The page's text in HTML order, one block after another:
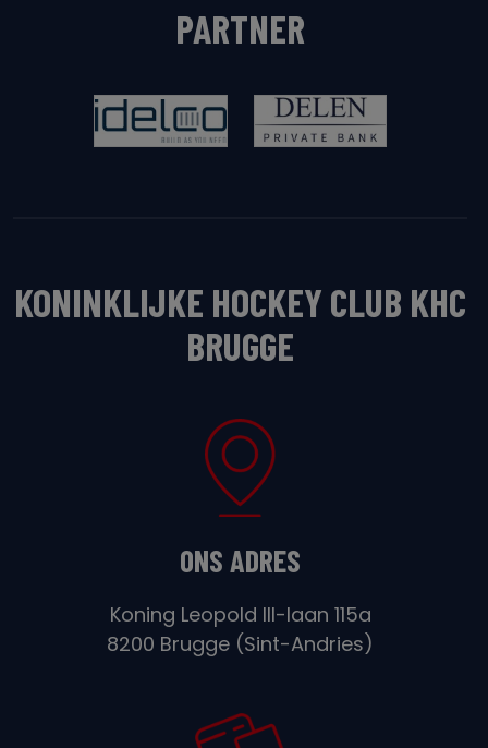
PARTNER
KONINKLIJKE HOCKEY CLUB KHC
BRUGGE
ONS ADRES
Koning Leopold III-laan 115a
8200 Brugge (Sint-Andries)